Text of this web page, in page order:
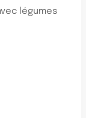
légumes